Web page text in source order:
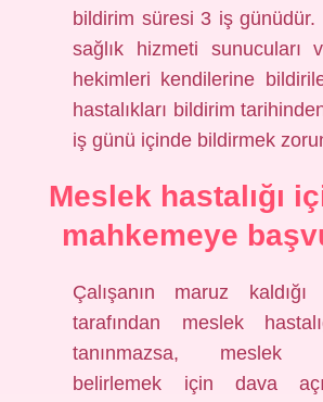
bildirim süresi 3 iş günüdür.
sağlık hizmeti sunucuları
hekimleri kendilerine
hastalıkları bildirim
iş günü içinde bildirmek
Meslek hastalığı
mahkemeye
Çalışanın maruz
tarafından meslek
tanınmazsa, meslek
belirlemek için dava